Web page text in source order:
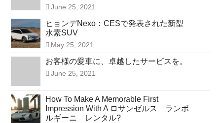
June 25, 2021
ヒョンデNexo：CESで発表された新型
水素SUV
May 25, 2021
お客様の愛車に、卓越したサービスを。
June 25, 2021
How To Make A Memorable First
Impression With A ロサンゼルス ランボ
ルギーニ レンタル?